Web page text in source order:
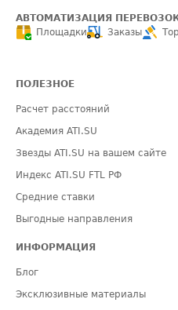
АВТОМАТИЗАЦИЯ
Площадки
Заказы
ПОЛЕЗНОЕ
Расчет расстояний
Академия ATI.SU
Звезды ATI.SU на вашем сайте
Индекс ATI.SU FTL РФ
Средние ставки
Выгодные направления
ИНФОРМАЦИЯ
Блог
Эксклюзивные материалы